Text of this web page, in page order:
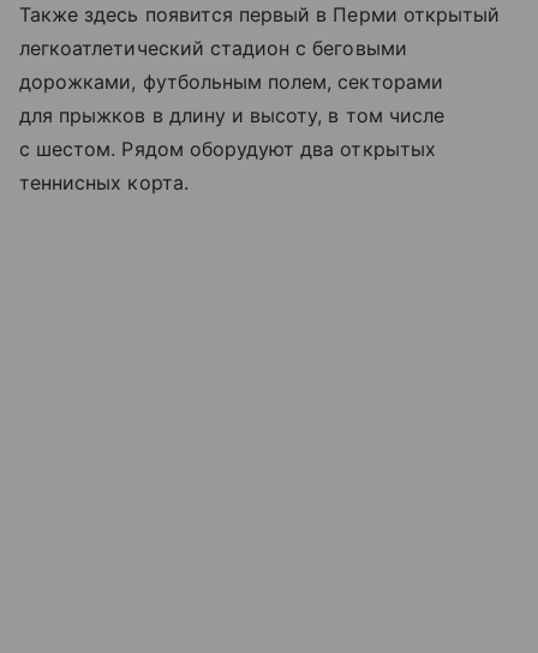
Также здесь появится первый в Перми открытый
легкоатлетический стадион с беговыми
дорожками, футбольным полем, секторами
для прыжков в длину и высоту, в том числе
с шестом. Рядом оборудуют два открытых
теннисных корта.